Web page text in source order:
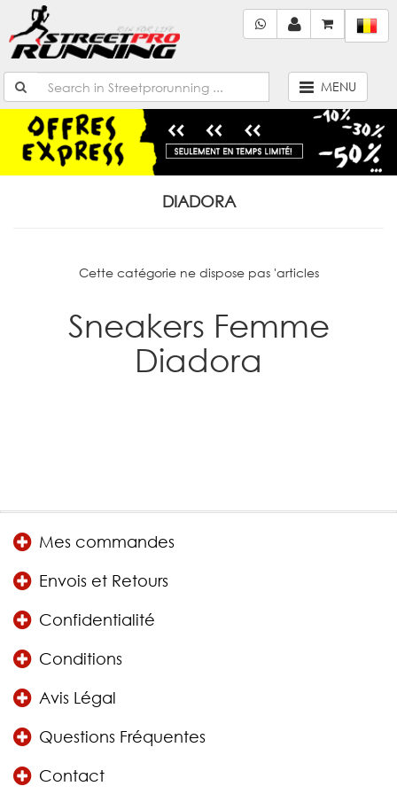
MENU
DIADORA
Cette catégorie ne dispose pas 'articles
Sneakers Femme
Diadora
Mes commandes
Envois et Retours
Confidentialité
Conditions
Avis Légal
Questions Fréquentes
Contact